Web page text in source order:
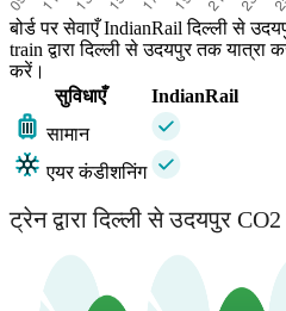
बोर्ड पर सेवाएँ IndianRail दिल्ली से
train द्वारा दिल्ली से उदयपुर तक
करें।
सुविधाएँ
IndianRail
सामान
एयर कंडीशनिंग
ट्रेन द्वारा दिल्ली से उदयपुर